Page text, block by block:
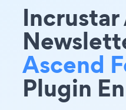
Incrustar
Ascend
Plugin